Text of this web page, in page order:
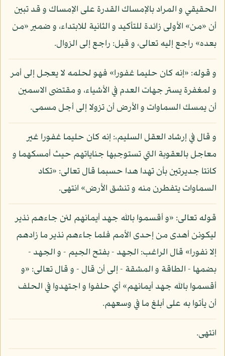
الحقيقي و المراد بالإمساك القدرة على الإمساك و قد تبين
أن «من» الأولى زائدة للتأكيد و الثانية للابتداء، و ضمير «من
بعده» راجع إليه تعالى، و قيل: راجع إلى الزوال.
و قوله: «إنه كان حليما غفورا» فهو لحلمه لا يعجل إلى أمر
و لمغفرة يستر جهات العدم في الأشياء، و مقتضى الاسمين
أن يمسك السماوات و الأرض أن تزولا إلى أجل مسمى.
و قال في إرشاد العقل السليم،: إنه كان حليما غفورا غير
معاجل بالعقوبة التي تستوجبها جناياتهم حيث أمسكهما و
كانتا جديرتين بأن تهدا هدا حسبما قال تعالى: «تكاد
السماوات يتفطرن منه و تنشق الأرض» انتهى.
قوله تعالى: «و أقسموا بالله جهد أيمانهم لئن جاءهم نذير
ليكونن أهدى من إحدى الأمم فلما جاءهم نذير ما زادهم
إلا نفورا» قال الراغب: الجهد - بفتح الجيم - و الجهد -
بضمها - الطاقة و المشقة - إلى أن قال - و قال تعالى: «و
أقسموا بالله جهد أيمانهم» أي حلفوا و اجتهدوا في الحلف
أن يأتوا به على أبلغ ما في وسعهم.
انتهى.